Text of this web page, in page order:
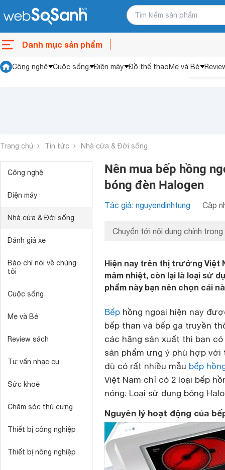
Danh mục sản phẩm
Công nghệ Cuộc sống Điện máy Đồ thể thaoMẹ và Bé
Trang chủ Tin tức Nhà cửa & Đời sống
Công nghệ
Điện máy
Nhà cửa & Đời sống
Đánh giá xe
Báo chí nói về chúng
tôi
Cuộc sống
Mẹ và Bé
Review sách
Tư vấn nhạc cụ
Sức khoẻ
Chăm sóc thú cưng
Thiết bị công nghiệp
Thiết bị nông nghiệp
Nên mua bếp hồng
bóng đèn Halogen
Tác giả: nguyendinhtung Cập
Chuyển tới nội dung chính trong
Hiện nay trên thị trường Việt
mâm nhiệt, còn lại là loại sử
phẩm này bạn nên chọn cái
Bếp hồng ngoại hiện nay
bếp than và bếp ga truyền
các hãng sản xuất thì bạn
sản phẩm ưng ý phù hợp
dù có rất nhiều mẫu bếp
Việt Nam chỉ có 2 loại bếp
nóng: Loại sử dụng bóng
Nguyên lý hoạt động của